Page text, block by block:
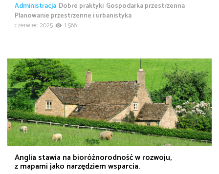
Administracja Dobre praktyki Gospodarka przestrzenna
Planowanie przestrzenne i urbanistyka
czerwiec 2025
1 566
Anglia stawia na bioróżnorodność w rozwoju,
z mapami jako narzędziem wsparcia.